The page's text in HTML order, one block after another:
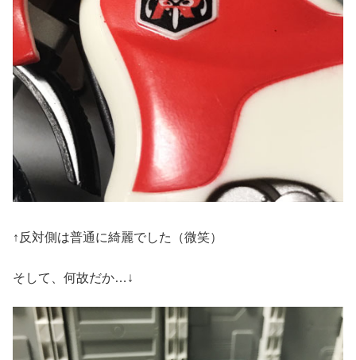
↑反対側は普通に綺麗でした（微笑）
そして、何故だか…↓